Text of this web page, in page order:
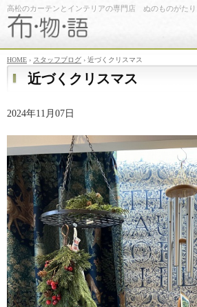
高松のカーテンとインテリアの専門店 ぬのものがたり
HOME › スタッフブログ › 近づくクリスマス
近づくクリスマス
2024年11月07日